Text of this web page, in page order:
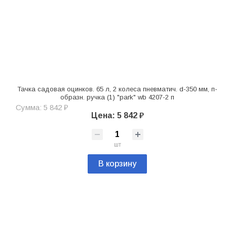
Тачка садовая оцинков. 65 л, 2 колеса пневматич. d-350 мм, п-
образн. ручка (1) "park" wb 4207-2 п
Сумма: 5 842 ₽
Цена: 5 842 ₽
шт
В корзину